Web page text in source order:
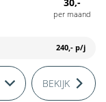
per maand
240,- p/j
BEKIJK